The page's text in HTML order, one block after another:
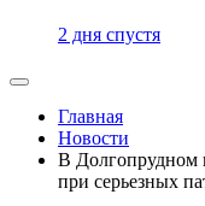
2 дня спустя
Главная
Новости
В Долгопрудном
при серьезных